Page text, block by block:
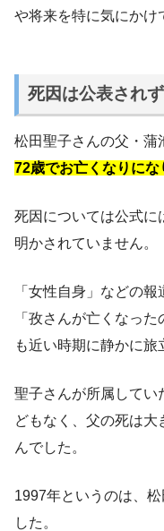
や将来を特に気にかけ
死因は公表され
松田聖子さんの父・蒲
72歳でお亡くなりにな
死因については公式に
明かされていません。
「女性自身」などの
「孜さんが亡くなっ
も近い時期に静かに旅
聖子さんが所属してい
どもなく、父の死は
んでした。
1997年というのは、
した。